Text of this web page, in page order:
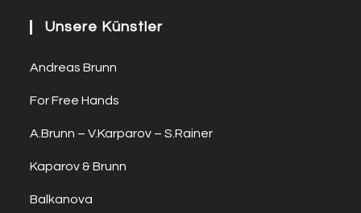
Unsere Künstler
Andreas Brunn
For Free Hands
A.Brunn – V.Karparov – S.Rainer
Kaparov & Brunn
Balkanova